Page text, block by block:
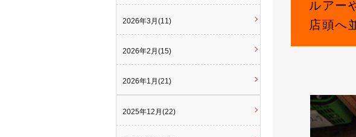
ルアー
店頭へ
2026年3月(11)
2026年2月(15)
2026年1月(21)
2025年12月(22)